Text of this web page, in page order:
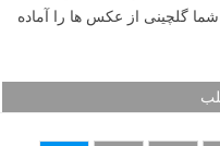
گلچینی از عکس ها را آماده